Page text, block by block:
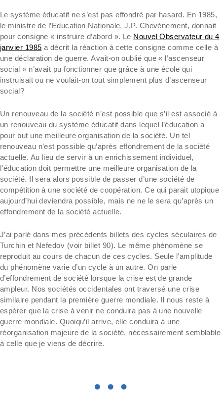
Le système éducatif ne s’est pas effondré par hasard. En 1985,
le ministre de l’Education Nationale, J.P. Chevènement, donnait
pour consigne « instruire d’abord ». Le Nouvel Observateur du 4
janvier 1985 a décrit la réaction à cette consigne comme celle à
une déclaration de guerre. Avait-on oublié que « l’ascenseur
social » n’avait pu fonctionner que grâce à une école qui
instruisait ou ne voulait-on tout simplement plus d’ascenseur
social?
Un renouveau de la société n’est possible que s’il est associé à
un renouveau du système éducatif dans lequel l’éducation a
pour but une meilleure organisation de la société. Un tel
renouveau n’est possible qu’après effondrement de la société
actuelle. Au lieu de servir à un enrichissement individuel,
l’éducation doit permettre une meilleure organisation de la
société. Il sera alors possible de passer d’une société de
compétition à une société de coopération. Ce qui parait utopique
aujourd’hui deviendra possible, mais ne ne le sera qu’après un
effondrement de la société actuelle.
J’ai parlé dans mes précédents billets des cycles séculaires de
Turchin et Nefedov (voir billet 90). Le même phénomène se
reproduit au cours de chacun de ces cycles. Seule l’amplitude
du phénomène varie d’un cycle à un autre. On parle
d’effondrement de société lorsque la crise est de grande
ampleur. Nos sociétés occidentales ont traversé une crise
similaire pendant la première guerre mondiale. Il nous reste à
espérer que la crise à venir ne conduira pas à une nouvelle
guerre mondiale. Quoiqu’il arrive, elle conduira à une
réorganisation majeure de la société, nécessairement semblable
à celle que je viens de décrire.